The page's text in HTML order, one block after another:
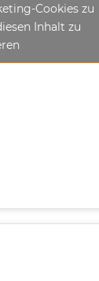
Cookies zu
Inhalt zu